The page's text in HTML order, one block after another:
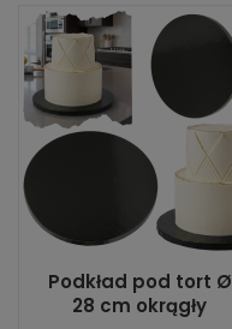
Podkład pod tort Ø
28 cm okrągły